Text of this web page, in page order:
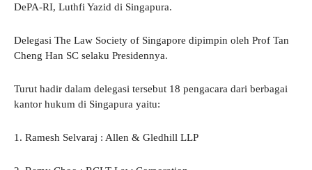
DePA-RI, Luthfi Yazid di Singapura.
Delegasi The Law Society of Singapore dipimpin oleh Prof Tan
Cheng Han SC selaku Presidennya.
Turut hadir dalam delegasi tersebut 18 pengacara dari berbagai
kantor hukum di Singapura yaitu:
1. Ramesh Selvaraj : Allen & Gledhill LLP